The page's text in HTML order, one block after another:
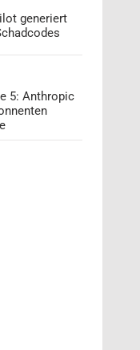
generiert
5: Anthropic